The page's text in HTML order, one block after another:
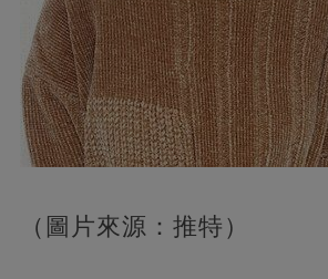
（圖片來源：推特）